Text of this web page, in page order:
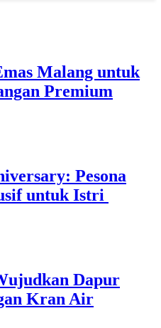
Malang untuk
Premium
Pesona
untuk Istri
Dapur
Kran Air